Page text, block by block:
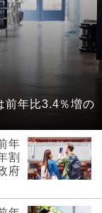
前年比3.4％増の
年
割
府